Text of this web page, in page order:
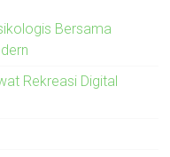
Bersama
Rekreasi Digital